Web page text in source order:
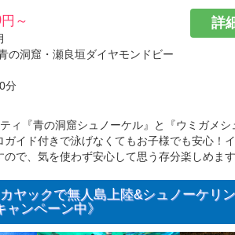
円～
の洞窟・瀬良垣ダイヤモンドビー
分
詳
ィ『青の洞窟シュノーケル』と『ウミガメ
ガイド付きで泳げなくてもお子様でも安心！
ので、気を使わず安心して思う存分楽しめま
カヤックで無人島上陸&シュノーケリ
ャンペーン中》